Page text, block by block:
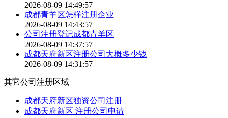
2026-08-09 14:49:57
成都青羊区怎样注册企业
2026-08-09 14:43:57
公司注册登记成都青羊区
2026-08-09 14:37:57
成都天府新区注册公司大概多少钱
2026-08-09 14:31:57
其它公司注册区域
成都天府新区独资公司注册
成都天府新区 注册公司申请